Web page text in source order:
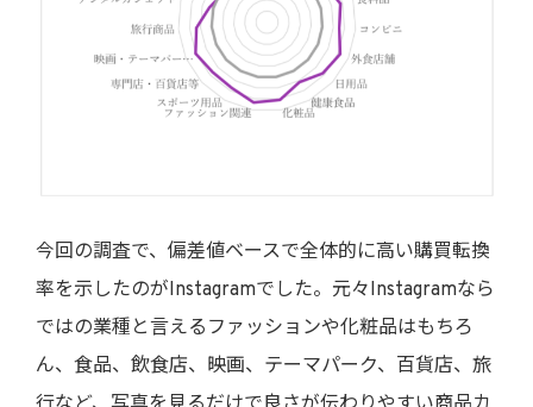
今回の調査で、偏差値ベースで全体的に高い購買転換
率を示したのがInstagramでした。元々Instagramなら
ではの業種と言えるファッションや化粧品はもちろ
ん、食品、飲食店、映画、テーマパーク、百貨店、旅